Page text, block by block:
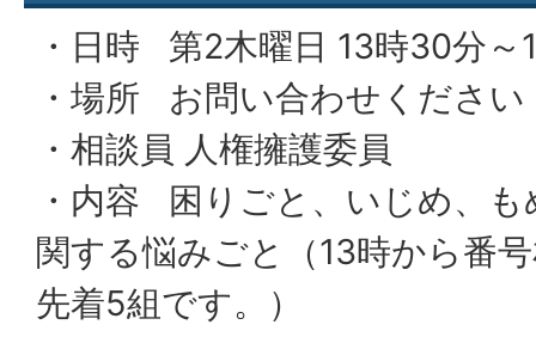
・日時 第2木曜日 13時30分～
・場所 お問い合わせください
・相談員 人権擁護委員
・内容 困りごと、いじめ、
関する悩みごと（13時から番
先着5組です。）